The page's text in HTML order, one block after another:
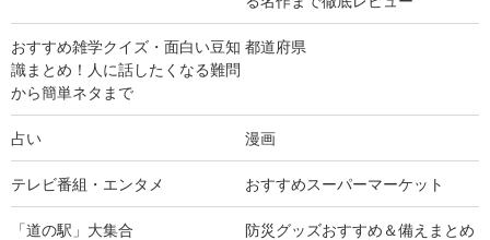
おすすめ雑学クイズ・面白い豆知
識まとめ！人に話したくなる難問
から簡単ネタまで
都道府県
占い 漫画
テレビ番組・エンタメ おすすめスーパーマーケット
「道の駅」大集合
防災グッズおすすめ＆備えまとめ